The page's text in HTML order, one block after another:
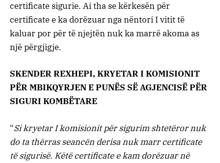
certificate sigurie. Ai tha se kërkesën për
certificate e ka dorëzuar nga nëntori I vitit të
kaluar por për të njejtën nuk ka marrë akoma as
një përgjigje.
SKENDER REXHEPI, KRYETAR I KOMISIONIT
PËR MBIKQYRJEN E PUNËS SË AGJENCISË PËR
SIGURI KOMBËTARE
“Si kryetar I komisionit për sigurim shtetëror nuk
do ta thërras seancën derisa nuk marr certificate
të sigurisë. Këtë certificate e kam dorëzuar në